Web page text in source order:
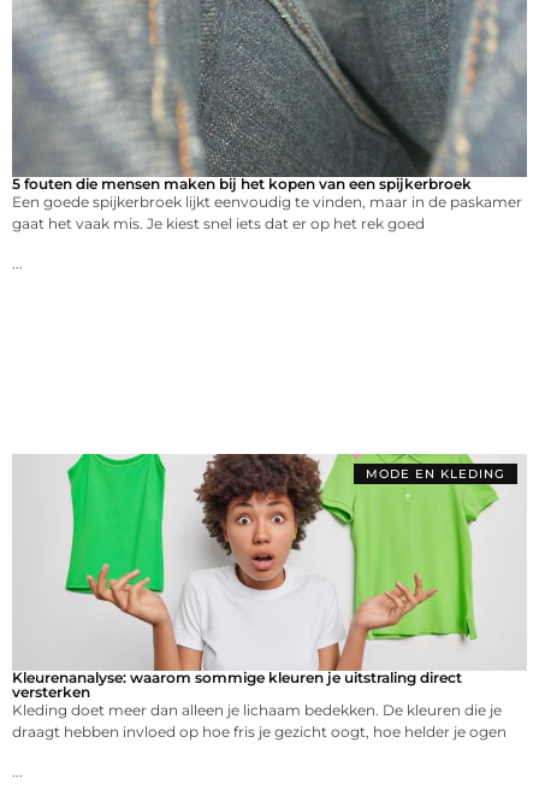
5 fouten die mensen maken bij het kopen van een spijkerbroek
Een goede spijkerbroek lijkt eenvoudig te vinden, maar in de paskamer
gaat het vaak mis. Je kiest snel iets dat er op het rek goed
MODE EN KLEDING
Kleurenanalyse: waarom sommige kleuren je uitstraling direct
versterken
Kleding doet meer dan alleen je lichaam bedekken. De kleuren die je
draagt hebben invloed op hoe fris je gezicht oogt, hoe helder je ogen